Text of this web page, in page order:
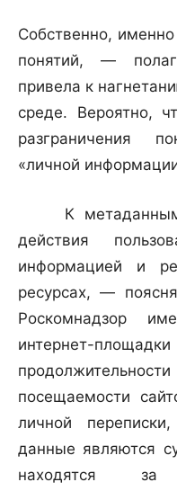
Собственно,
понятий, —
привела к
среде. Вероятно,
разграничения
«личной
К метаданным
действия
информацией и
ресурсах, —
Роскомнадзор
интернет-
посещаемости
личной
данные являются
находятся